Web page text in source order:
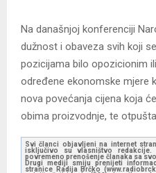
Na današnjoj konferenciji
dužnost i obaveza svih koji
pozicijama bilo opozicionim
određene ekonomske mjere
nova povećanja cijena koja
obima proizvodnje, te
Svi članci objavljeni na internet
isključivo su vlasništvo redakcije.
povremeno prenošenje članaka sa
Drugi mediji smiju prenijeti
stranice Radija Brčko